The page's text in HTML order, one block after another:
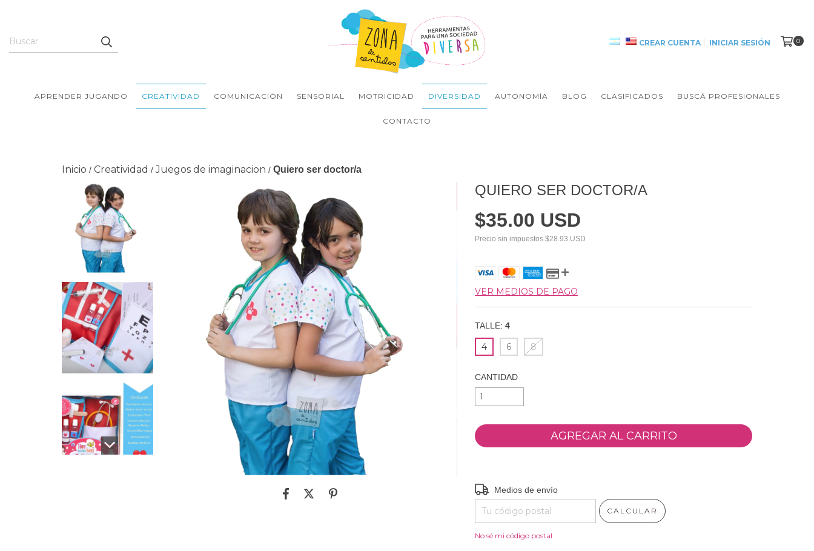
CREAR CUENTA INICIAR SESIÓN 0
APRENDER JUGANDO CREATIVIDAD COMUNICACIÓN SENSORIAL MOTRICIDAD DIVERSIDAD AUTONOMÍA BLOG CLASIFICADOS BUSCÁ PROFESIONALES
CONTACTO
Inicio / Creatividad / Juegos de imaginacion / Quiero ser doctor/a
QUIERO SER DOCTOR/A
$35.00 USD
Precio sin impuestos$28.93 USD
VER MEDIOS DE PAGO
TALLE: 4
4 6 8
CANTIDAD
Entregas para el CP:
Medios de envío
CALCULAR
No sé mi código postal